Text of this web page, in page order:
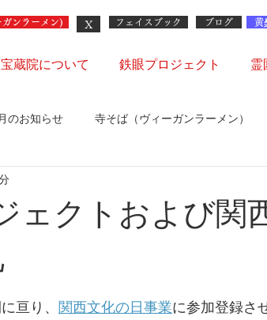
宝蔵院について 鉄眼プロジェクト 霊
X
ンラーメン) フェイスブック ブログ 黄
のお知らせ 寺そば（ヴィーガンラーメン）
ェクトおよび関
亘り、 関西文化の日事業に参加登録さ